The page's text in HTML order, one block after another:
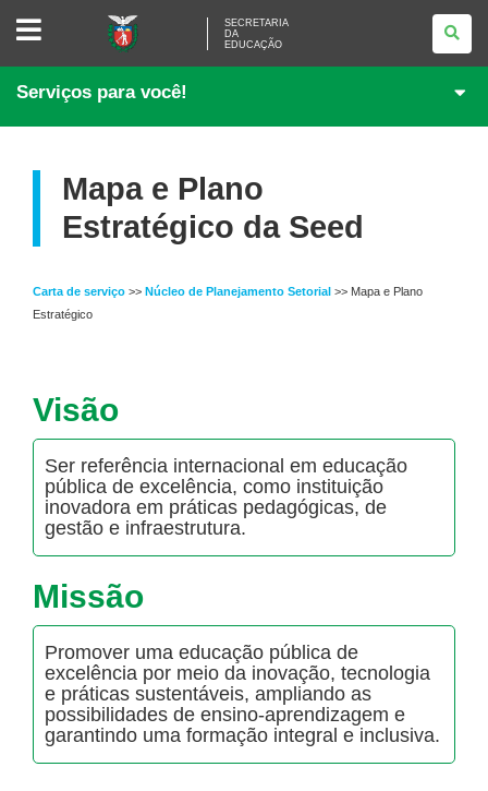
SECRETARIA
EDUCAÇÃO
SECRETARIA
DA
EDUCAÇÃO
Serviços para você!
Mapa e Plano
Estratégico da Seed
Carta de serviço >> Núcleo de Planejamento Setorial >> Mapa e Plano
Estratégico
Visão
Ser referência internacional em educação
pública de excelência, como instituição
inovadora em práticas pedagógicas, de
gestão e infraestrutura.
Missão
Promover uma educação pública de
excelência por meio da inovação, tecnologia
e práticas sustentáveis, ampliando as
possibilidades de ensino-aprendizagem e
garantindo uma formação integral e inclusiva.